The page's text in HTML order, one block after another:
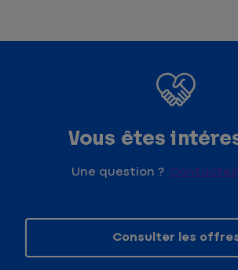
Vous êtes
Une question ?
Consulter les